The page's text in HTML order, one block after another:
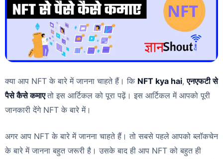
क्या आप NFT के बारे में जानना चाहते हैं। कि NFT kya hai,एनएफटी से
पैसे कैसे कमाएतो इस आर्टिकल को पूरा पढ़ें। इस आर्टिकल में आपको पूरी
जानकारी देंगे NFT के बारे में।
अगर आप NFT के बारे में जानना चाहते हैं। तो सबसे पहले आपको ब्लॉकचेन
के बारे में जानना बहुत जरूरी है। उसके बाद ही आप NFT को बहुत ही